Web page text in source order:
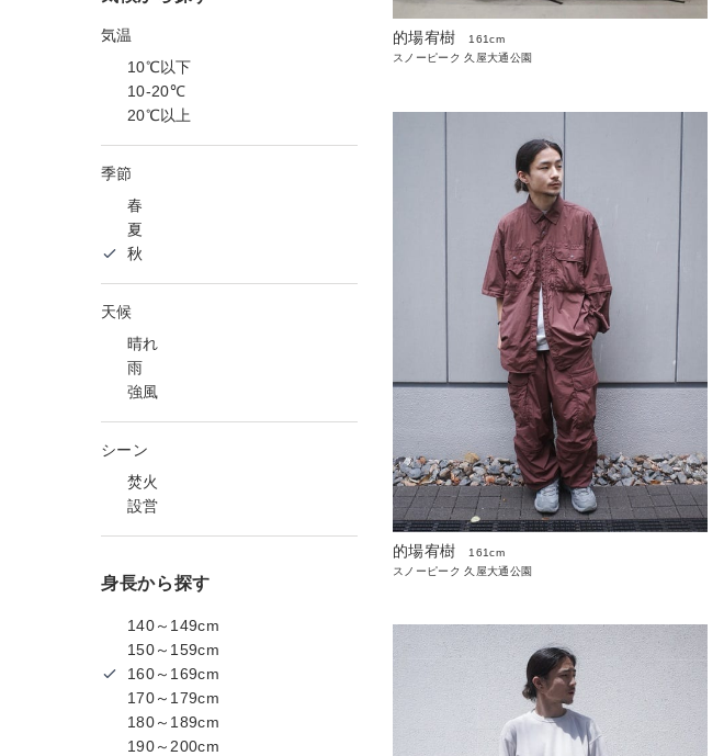
気温
10℃以下
10-20℃
20℃以上
季節
春
夏
秋
天候
晴れ
雨
強風
シーン
焚火
設営
身長から探す
140～149cm
150～159cm
160～169cm
170～179cm
180～189cm
190～200cm
的場宥樹
161cm
スノーピーク 久屋大通公園
的場宥樹
161cm
スノーピーク 久屋大通公園